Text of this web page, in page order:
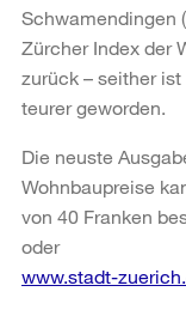
Schwamendingen
Zürcher Index der
zurück – seither
teurer geworden.
Die neuste
Wohnbaupreise
von 40 Franken
oder
www.stadt-